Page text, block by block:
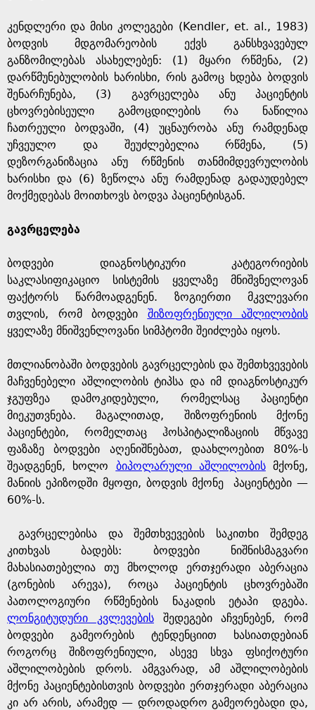
კენდლერი და მისი კოლეგები (Kendler, et. al., 1983)
ბოდვის მდგომარეობის ექვს განსხვავებულ
განზომილებას ასახელებენ: (1) მყარი რწმენა, (2)
დარწმუნებულობის ხარისხი, რის გამოც ხდება ბოდვის
შენარჩუნება, (3) გავრცელება ანუ პაციენტის
ცხოვრებისეული გამოცდილების რა ნაწილია
ჩათრეული ბოდვაში, (4) უცნაურობა ანუ რამდენად
უჩვეულო და შეუძლებელია რწმენა, (5)
დეზორგანიზაცია ანუ რწმენის თანმიმდევრულობის
ხარისხი და (6) ზეწოლა ანუ რამდენად გადაუდებელ
მოქმედებას მოითხოვს ბოდვა პაციენტისგან.
გავრცელება
ბოდვები დიაგნოსტიკური კატეგორიების
საკლასიფიკაციო სისტემის ყველაზე მნიშვნელოვან
ფაქტორს წარმოადგენენ. ზოგიერთი მკვლევარი
თვლის, რომ ბოდვები შიზოფრენიული აშლილობის
ყველაზე მნიშვენლოვანი სიმპტომი შეიძლება იყოს.
მთლიანობაში ბოდვების გავრცელების და შემთხვევების
მაჩვენებელი აშლილობის ტიპსა და იმ დიაგნოსტიკურ
ჯგუფზეა დამოკიდებული, რომელსაც პაციენტი
მიეკუთვნება. მაგალითად, შიზოფრენიის მქონე
პაციენტები, რომელთაც ჰოსპიტალიზაციის მწვავე
ფაზაზე ბოდვები აღენიშნებათ, დაახლოებით 80%-ს
შეადგენენ, ხოლო ბიპოლარული აშლილობისმქონე,
მანიის ეპიზოდში მყოფი, ბოდვის მქონე პაციენტები —
60%-ს.
გავრცელებისა და შემთხვევების საკითხი შემდეგ
კითხვას ბადებს: ბოდვები ნიშნისმაგვარი
მახასიათებელია თუ მხოლოდ ერთჯერადი აბერაცია
(გონების არევა), როცა პაციენტის ცხოვრებაში
პათოლოგიური რწმენების ნაკადის ეტაპი დგება.
ლონგიტუდური კვლევებისშედეგები აჩვენებენ, რომ
ბოდვები გამეორების ტენდენციით ხასიათდებიან
როგორც შიზოფრენიული, ასევე სხვა ფსიქოტური
აშლილობების დროს. ამგვარად, ამ აშლილობების
მქონე პაციენტებისთვის ბოდვები ერთჯერადი აბერაცია
კი არ არის, არამედ — დროდადრო გამეორებადი და,